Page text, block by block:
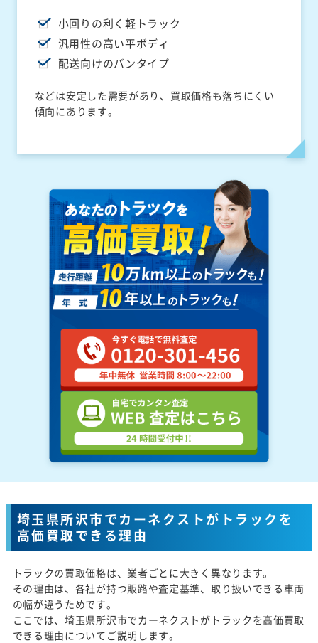
小回りの利く軽トラック
汎用性の高い平ボディ
配送向けのバンタイプ
などは安定した需要があり、買取価格も落ちにくい
傾向にあります。
埼玉県所沢市でカーネクストがトラックを
高価買取できる理由
トラックの買取価格は、業者ごとに大きく異なります。
その理由は、各社が持つ販路や査定基準、取り扱いできる車両
の幅が違うためです。
ここでは、埼玉県所沢市でカーネクストがトラックを高価買取
できる理由についてご説明します。